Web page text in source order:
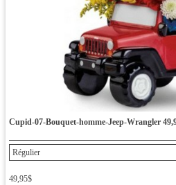
Cupid-07-Bouquet-homme-Jeep-Wrangler
49,95$